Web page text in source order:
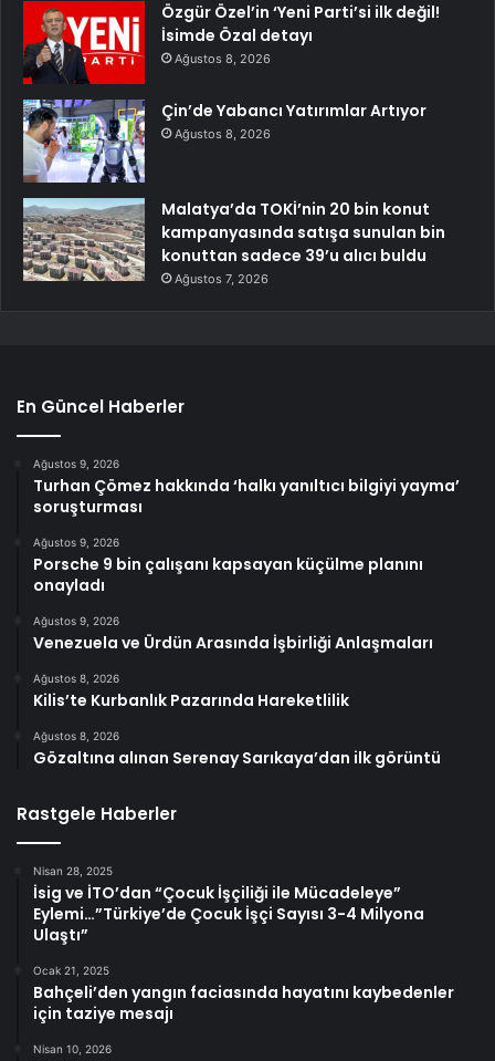
Özgür Özel’in ‘Yeni Parti’si ilk değil!
İsimde Özal detayı
Ağustos 8, 2026
Çin’de Yabancı Yatırımlar Artıyor
Ağustos 8, 2026
Malatya’da TOKİ’nin 20 bin konut
kampanyasında satışa sunulan bin
konuttan sadece 39’u alıcı buldu
Ağustos 7, 2026
En Güncel Haberler
Ağustos 9, 2026
Turhan Çömez hakkında ‘halkı yanıltıcı bilgiyi yayma’
soruşturması
Ağustos 9, 2026
Porsche 9 bin çalışanı kapsayan küçülme planını
onayladı
Ağustos 9, 2026
Venezuela ve Ürdün Arasında İşbirliği Anlaşmaları
Ağustos 8, 2026
Kilis’te Kurbanlık Pazarında Hareketlilik
Ağustos 8, 2026
Gözaltına alınan Serenay Sarıkaya’dan ilk görüntü
Rastgele Haberler
Nisan 28, 2025
İsig ve İTO’dan “Çocuk İşçiliği ile Mücadeleye”
Eylemi…”Türkiye’de Çocuk İşçi Sayısı 3-4 Milyona
Ulaştı”
Ocak 21, 2025
Bahçeli’den yangın faciasında hayatını kaybedenler
için taziye mesajı
Nisan 10, 2026